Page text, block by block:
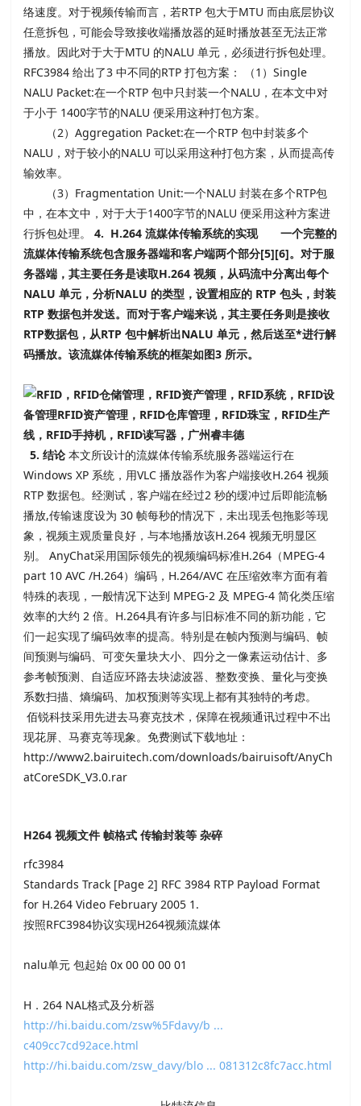
络速度。对于视频传输而言，若RTP 包大于MTU 而由底层协议
任意拆包，可能会导致接收端播放器的延时播放甚至无法正常
播放。因此对于大于MTU 的NALU 单元，必须进行拆包处理。
RFC3984 给出了3 中不同的RTP 打包方案： （1）Single
NALU Packet:在一个RTP 包中只封装一个NALU，在本文中对
于小于 1400字节的NALU 便采用这种打包方案。
（2）Aggregation Packet:在一个RTP 包中封装多个
NALU，对于较小的NALU 可以采用这种打包方案，从而提高传
输效率。
（3）Fragmentation Unit:一个NALU 封装在多个RTP包
中，在本文中，对于大于1400字节的NALU 便采用这种方案进
行拆包处理。4. H.264 流媒体传输系统的实现
一个完整的
流媒体传输系统包含服务器端和客户端两个部分[5][6]。对于服
务器端，其主要任务是读取H.264 视频，从码流中分离出每个
NALU 单元，分析NALU 的类型，设置相应的 RTP 包头，封装
RTP 数据包并发送。而对于客户端来说，其主要任务则是接收
RTP数据包，从RTP 包中解析出NALU 单元，然后送至*进行解
码播放。该流媒体传输系统的框架如图3 所示。
5. 结论 本文所设计的流媒体传输系统服务器端运行在
Windows XP 系统，用VLC 播放器作为客户端接收H.264 视频
RTP 数据包。经测试，客户端在经过2 秒的缓冲过后即能流畅
播放,传输速度设为 30 帧每秒的情况下，未出现丢包拖影等现
象，视频主观质量良好，与本地播放该H.264 视频无明显区
别。 AnyChat采用国际领先的视频编码标准H.264（MPEG-4
part 10 AVC /H.264）编码，H.264/AVC 在压缩效率方面有着
特殊的表现，一般情况下达到 MPEG-2 及 MPEG-4 简化类压缩
效率的大约 2 倍。H.264具有许多与旧标准不同的新功能，它
们一起实现了编码效率的提高。特别是在帧内预测与编码、帧
间预测与编码、可变矢量块大小、四分之一像素运动估计、多
参考帧预测、自适应环路去块滤波器、整数变换、量化与变换
系数扫描、熵编码、加权预测等实现上都有其独特的考虑。
佰锐科技采用先进去马赛克技术，保障在视频通讯过程中不出
现花屏、马赛克等现象。免费测试下载地址：
http://www2.bairuitech.com/downloads/bairuisoft/AnyCh
atCoreSDK_V3.0.rar
H264 视频文件 帧格式 传输封装等 杂碎
rfc3984
Standards Track [Page 2] RFC 3984 RTP Payload Format
for H.264 Video February 2005 1.
按照RFC3984协议实现H264视频流媒体
nalu单元 包起始 0x 00 00 00 01
H．264 NAL格式及分析器
http://hi.baidu.com/zsw%5Fdavy/b ...
c409cc7cd92ace.html
http://hi.baidu.com/zsw_davy/blo ... 081312c8fc7acc.html